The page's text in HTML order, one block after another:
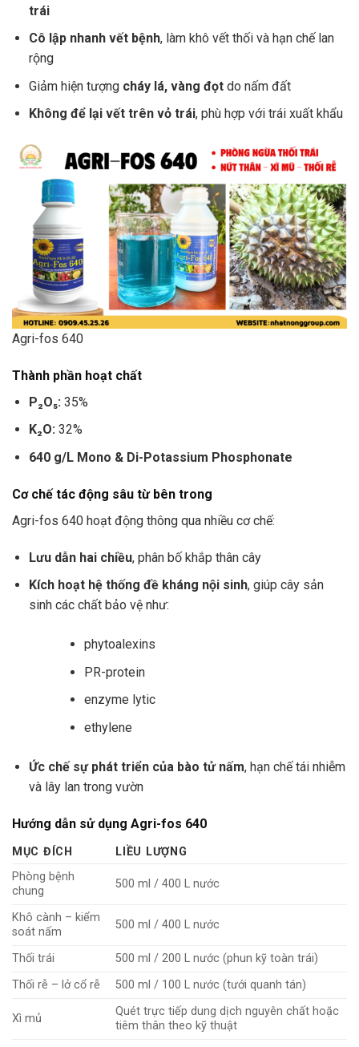
trái
Cô lập nhanh vết bệnh, làm khô vết thối và hạn chế lan
rộng
Giảm hiện tượng cháy lá, vàng đọtdo nấm đất
Không để lại vết trên vỏ trái, phù hợp với trái xuất khẩu
Agri-fos 640
Thành phần hoạt chất
P₂O₅: 35%
K₂O:32%
640 g/L Mono & Di-Potassium Phosphonate
Cơ chế tác động sâu từ bên trong
Agri-fos 640 hoạt động thông qua nhiều cơ chế:
Lưu dẫn hai chiều, phân bố khắp thân cây
Kích hoạt hệ thống đề kháng nội sinh, giúp cây sản
sinh các chất bảo vệ như:
phytoalexins
PR-protein
enzyme lytic
ethylene
Ức chế sự phát triển của bào tử nấm, hạn chế tái nhiễm
và lây lan trong vườn
Hướng dẫn sử dụng Agri-fos 640
MỤC ĐÍCH
LIỀU LƯỢNG
Phòng bệnh
chung
500 ml / 400 L nước
Khô cành – kiểm
soát nấm
500 ml / 400 L nước
Thối trái
500 ml / 200 L nước (phun kỹ toàn trái)
Thối rễ – lở cổ rễ
500 ml / 100 L nước (tưới quanh tán)
Xì mủ
Quét trực tiếp dung dịch nguyên chất hoặc
tiêm thân theo kỹ thuật